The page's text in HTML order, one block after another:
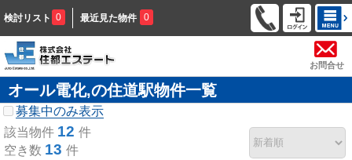
検討リスト 0 最近見た物件 0
お問合せ
オール電化,の住道駅物件一覧
募集中のみ表示
該当物件 12 件
空き数 13 件